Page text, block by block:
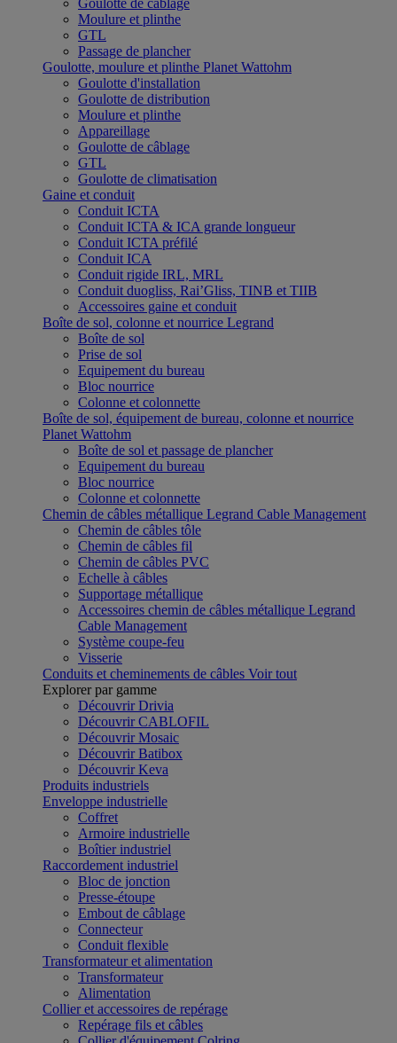
Goulotte de câblage
Moulure et plinthe
GTL
Passage de plancher
Goulotte, moulure et plinthe Planet Wattohm
Goulotte d'installation
Goulotte de distribution
Moulure et plinthe
Appareillage
Goulotte de câblage
GTL
Goulotte de climatisation
Gaine et conduit
Conduit ICTA
Conduit ICTA & ICA grande longueur
Conduit ICTA préfilé
Conduit ICA
Conduit rigide IRL, MRL
Conduit duogliss, Rai’Gliss, TINB et TIIB
Accessoires gaine et conduit
Boîte de sol, colonne et nourrice Legrand
Boîte de sol
Prise de sol
Equipement du bureau
Bloc nourrice
Colonne et colonnette
Boîte de sol, équipement de bureau, colonne et nourrice
Planet Wattohm
Boîte de sol et passage de plancher
Equipement du bureau
Bloc nourrice
Colonne et colonnette
Chemin de câbles métallique Legrand Cable Management
Chemin de câbles tôle
Chemin de câbles fil
Chemin de câbles PVC
Echelle à câbles
Supportage métallique
Accessoires chemin de câbles métallique Legrand
Cable Management
Système coupe-feu
Visserie
Conduits et cheminements de câbles Voir tout
Explorer par gamme
Découvrir Drivia
Découvrir CABLOFIL
Découvrir Mosaic
Découvrir Batibox
Découvrir Keva
Produits industriels
Enveloppe industrielle
Coffret
Armoire industrielle
Boîtier industriel
Raccordement industriel
Bloc de jonction
Presse-étoupe
Embout de câblage
Connecteur
Conduit flexible
Transformateur et alimentation
Transformateur
Alimentation
Collier et accessoires de repérage
Repérage fils et câbles